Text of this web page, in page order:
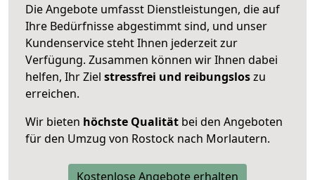
Die Angebote umfasst Dienstleistungen, die auf
Ihre Bedürfnisse abgestimmt sind, und unser
Kundenservice steht Ihnen jederzeit zur
Verfügung. Zusammen können wir Ihnen dabei
helfen, Ihr Ziel stressfrei und reibungsloszu
erreichen.
Wir bieten höchste Qualität bei den Angeboten
für den Umzug von Rostock nach Morlautern.
Kostenlose Angebote erhalten